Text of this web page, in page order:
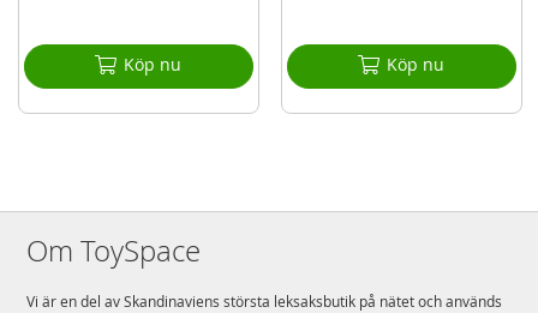
Köp nu Köp nu
Om ToySpace
Vi är en del av Skandinaviens största leksaksbutik på nätet och används